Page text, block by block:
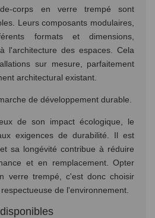
corps en verre trempé sont
Leurs composants modulaires,
formats et dimensions,
l'architecture des espaces. Cela
sur mesure, parfaitement
architectural existant.
de développement durable.
de son impact écologique, le
exigences de durabilité. Il est
sa longévité contribue à réduire
et en remplacement. Opter
verre trempé, c'est donc choisir
de l'environnement.